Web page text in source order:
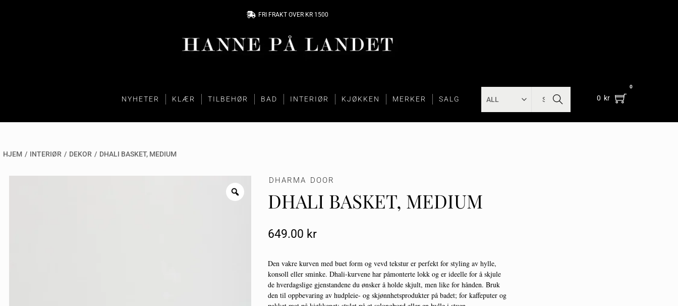
FRI FRAKT OVER KR 1500
NYHETER KLÆR TILBEHØR BAD INTERIØR KJØKKEN MERKER SALG
SEARC
H
0 kr
0
HJEM / INTERIØR / DEKOR / DHALI BASKET, MEDIUM
DHARMA DOOR
DHALI BASKET, MEDIUM
649.00 Kr
Den vakre kurven med buet form og vevd tekstur er perfekt for styling av hylle,
konsoll eller sminke. Dhali-kurvene har påmonterte lokk og er ideelle for å skjule
de hverdagslige gjenstandene du ønsker å holde skjult, men like for hånden. Bruk
den til oppbevaring av hudpleie- og skjønnhetsprodukter på badet; for kaffeputer og